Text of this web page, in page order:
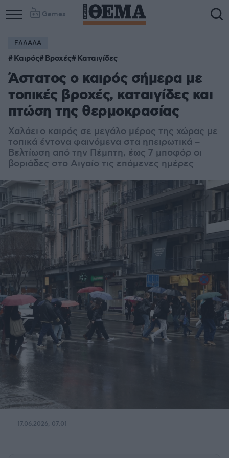
Games
ΕΛΛΑΔΑ
Καιρός Βροχές Καταιγίδες
Άστατος ο καιρός σήμερα με
τοπικές βροχές, καταιγίδες και
πτώση της θερμοκρασίας
Χαλάει ο καιρός σε μεγάλο μέρος της χώρας με
τοπικά έντονα φαινόμενα στα ηπειρωτικά –
Βελτίωση από την Πέμπτη, έως 7 μποφόρ οι
βοριάδες στο Αιγαίο τις επόμενες ημέρες
17.06.2026, 07:01